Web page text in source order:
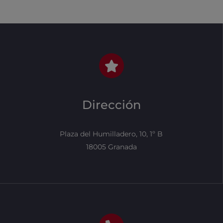
Dirección
Plaza del Humilladero, 10, 1º B
18005 Granada